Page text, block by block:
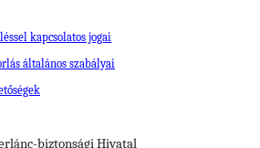
kapcsolatos jogai
általános szabályai
biztonsági Hivatal